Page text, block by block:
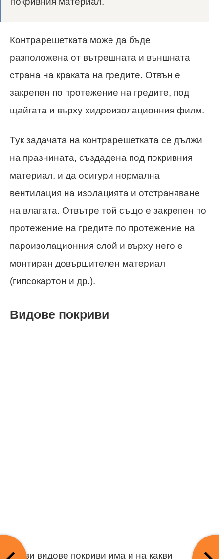
Контрарешетката може да бъде
разположена от вътрешната и външната
страна на краката на гредите. Отвън е
закрепен по протежение на гредите, под
щайгата и върху хидроизолационния филм.
Тук задачата на контрарешетката се дължи
на празнината, създадена под покривния
материал, и да осигури нормална
вентилация на изолацията и отстраняване
на влагата. Отвътре той също е закрепен по
протежение на гредите по протежение на
пароизолационния слой и върху него е
монтиран довършителен материал
(гипсокартон и др.).
Видове покриви
Какви видове покриви има и на какви